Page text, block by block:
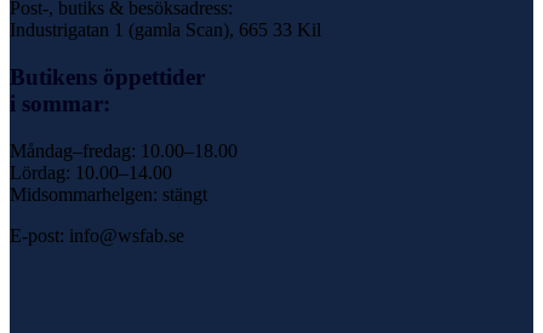
Post-, butiks & besöksadress:
Industrigatan 1 (gamla Scan), 665 33 Kil
Butikens öppettider
i sommar:
Måndag–fredag: 10.00–18.00
Lördag: 10.00–14.00
Midsommarhelgen: stängt
E-post: info@wsfab.se